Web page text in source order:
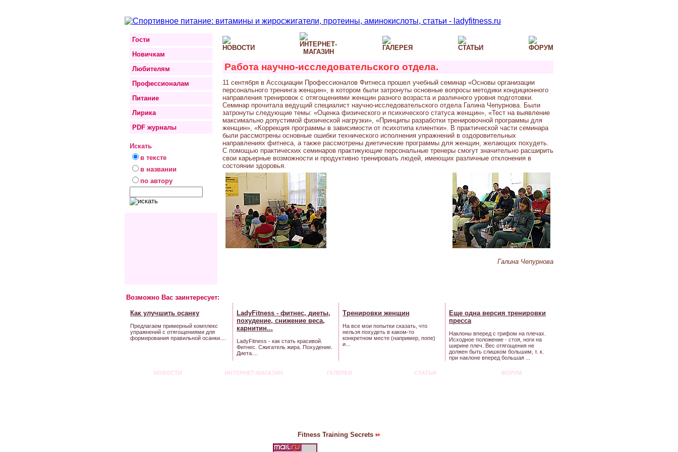
Гости
Новичкам
Любителям
Профессионалам
Питание
Лирика
PDF журналы
Искать
в тексте
в названии
по автору
Работа научно-исследовательского отдела.
11 сентября в Ассоциации Профессионалов Фитнеса прошел учебный семинар «Основы организации
персонального тренинга женщин», в котором были затронуты основные вопросы методики кондиционного
направления тренировок с отягощениями женщин разного возраста и различного уровня подготовки.
Семинар прочитала ведущий специалист научно-исследовательского отдела Галина Чепурнова. Были
затронуты следующие темы: «Оценка физического и психического статуса женщин», «Тест на выявление
максимально допустимой физической нагрузки», «Принципы разработки тренировочной программы для
женщин», «Коррекция программы в зависимости от психотипа клиентки». В практической части семинара
были рассмотрены основные ошибки технического исполнения упражнений в оздоровительных
направлениях фитнеса, а также рассмотрены диетические программы для женщин, желающих похудеть.
С помощью практических семинаров практикующие персональные тренеры смогут значительно расширить
свои карьерные возможности и продуктивно тренировать людей, имеющих различные отклонения в
состоянии здоровья.
Галина Чепурнова
Возможно Вас заинтересует:
Как улучшить осанку
Предлагаем примерный комплекс
упражнений с отягощениями для
формирования правильной осанки....
LadyFitness - фитнес, диеты,
похудение, снижение веса,
карнитин...
LadyFitness - как стать красивой.
Фитнес. Сжигатель жира. Похудение.
Диета....
Тренировки женщин
На все мои попытки сказать, что
нельзя похудеть в каком-то
конкретном месте (например, попе)
и...
Еще одна версия тренировки
пресса
Наклоны вперед с грифом на плечах.
Исходное положение - стоя, ноги на
ширине плеч. Вес отягощения не
должен быть слишком большим, т. к.
при наклоне вперед большая ...
НОВОСТИ ИНТЕРНЕТ-МАГАЗИН ГАЛЕРЕЯ СТАТЬИ ФОРУМ
Fitness Training Secrets